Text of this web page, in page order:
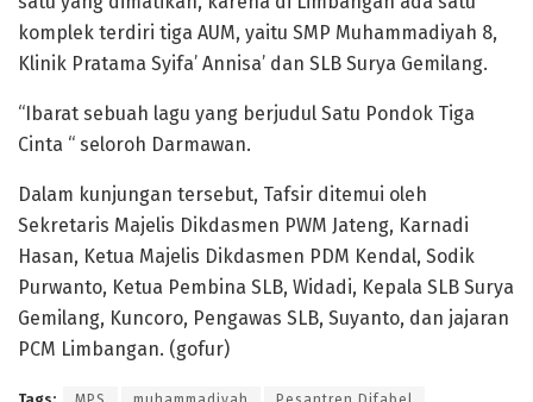
komplek terdiri tiga AUM, yaitu SMP Muhammadiyah 8,
Klinik Pratama Syifa’ Annisa’ dan SLB Surya Gemilang.
“Ibarat sebuah lagu yang berjudul Satu Pondok Tiga
Cinta “ seloroh Darmawan.
Dalam kunjungan tersebut, Tafsir ditemui oleh
Sekretaris Majelis Dikdasmen PWM Jateng, Karnadi
Hasan, Ketua Majelis Dikdasmen PDM Kendal, Sodik
Purwanto, Ketua Pembina SLB, Widadi, Kepala SLB Surya
Gemilang, Kuncoro, Pengawas SLB, Suyanto, dan jajaran
PCM Limbangan. (gofur)